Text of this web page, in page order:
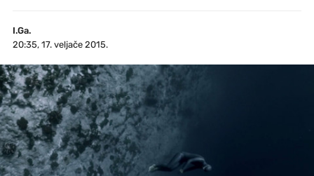
I.Ga.
20:35, 17. veljače 2015.